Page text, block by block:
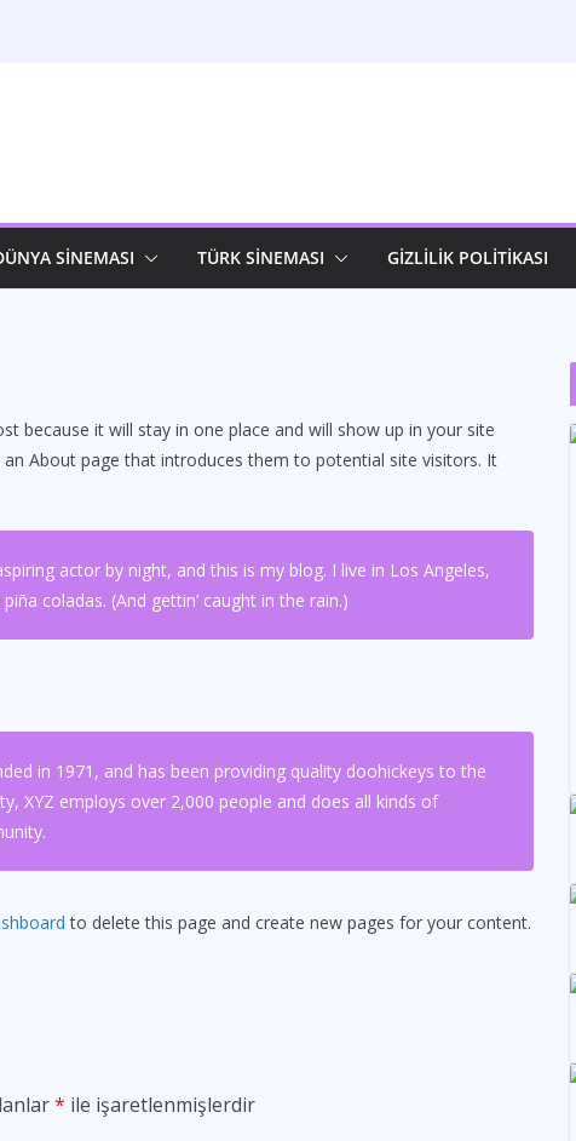
SİNEMASI TÜRK SİNEMASI GİZLİLİK POLİTİKASI
because it will stay in one place and will show up in your site
About page that introduces them to potential site visitors. It
actor by night, and this is my blog. I live in Los Angeles,
coladas. (And gettin’ caught in the rain.)
in 1971, and has been providing quality doohickeys to the
XYZ employs over 2,000 people and does all kinds of
to delete this page and create new pages for your content.
* ile işaretlenmişlerdir